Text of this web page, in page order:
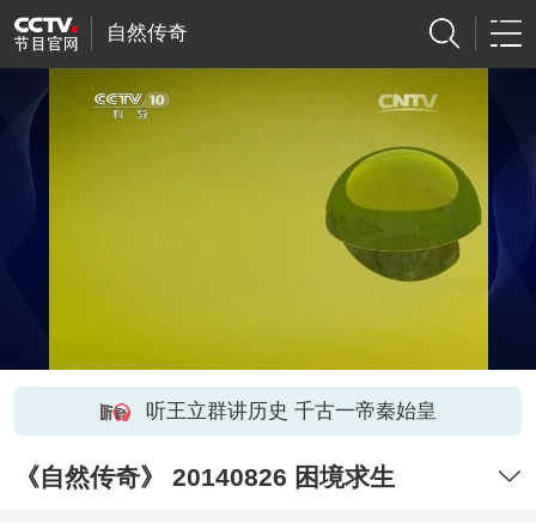
自然传奇
听王立群讲历史 千古一帝秦始皇
《自然传奇》 20140826 困境求生